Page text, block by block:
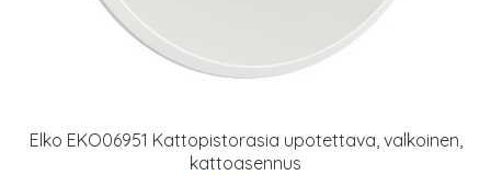
Elko EKO06951 Kattopistorasia upotettava, valkoinen,
kattoasennus